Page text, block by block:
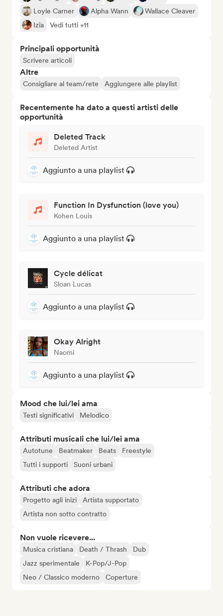
Loyle Carner
Alpha Wann
Wallace Cleaver
Izïa
Vedi tutti +11
Principali opportunità
Scrivere articoli
Altre
Consigliare al team/rete Aggiungere alle playlist
Recentemente ha dato a questi artisti delle
opportunità
Deleted Track
Deleted Artist
Aggiunto a una playlist
Function In Dysfunction (love you)
Kohen Louis
Aggiunto a una playlist
Cycle délicat
Sloan Lucas
Aggiunto a una playlist
Okay Alright
Naomi
Aggiunto a una playlist
Mood che lui/lei ama
Testi significativi Melodico
Attributi musicali che lui/lei ama
Autotune Beatmaker Beats
Freestyle
Tutti i supporti
Suoni urbani
Attributi che adora
Progetto agli inizi
Artista supportato
Artista non sotto contratto
Non vuole ricevere...
Musica cristiana Death / Thrash
Dub
Jazz sperimentale
K-Pop/J-Pop
Neo / Classico moderno
Coperture